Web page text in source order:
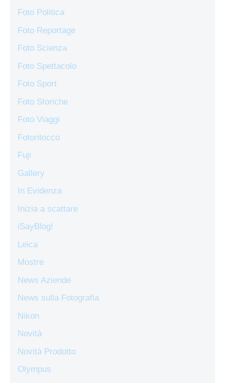
Foto Politica
Foto Reportage
Foto Scienza
Foto Spettacolo
Foto Sport
Foto Storiche
Foto Viaggi
Fotoritocco
Fuji
Gallery
In Evidenza
Inizia a scattare
iSayBlog!
Leica
Mostre
News Aziende
News sulla Fotografia
Nikon
Novità
Novità Prodotto
Olympus